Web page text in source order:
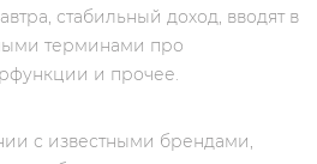
стабильный доход, вводят в
терминами про
и прочее.
с известными брендами,